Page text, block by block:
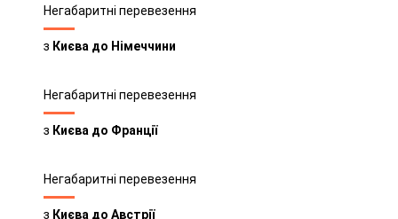
Негабаритні перевезення
з Києва до Німеччини
Негабаритні перевезення
з Києва до Франції
Негабаритні перевезення
з Києва до Австрії